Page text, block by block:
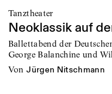
Tanztheater
Neoklassik auf
Ballettabend der
George Balanchine und
von Jürgen Nitschmann